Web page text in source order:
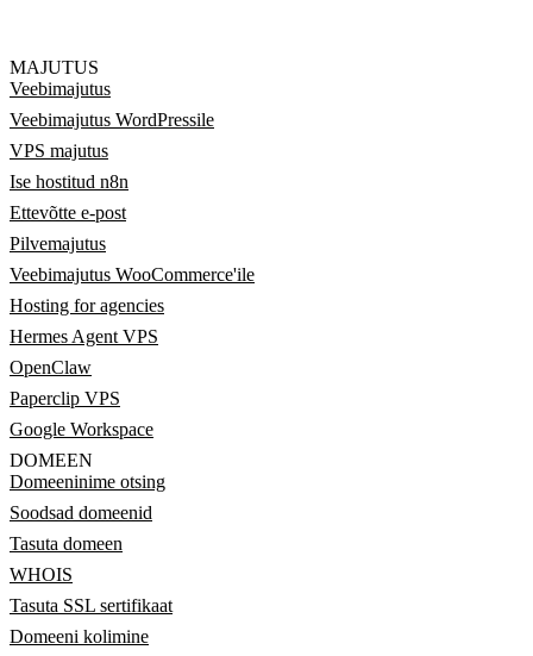
MAJUTUS
Veebimajutus
Veebimajutus WordPressile
VPS majutus
Ise hostitud n8n
Ettevõtte e-post
Pilvemajutus
Veebimajutus WooCommerce'ile
Hosting for agencies
Hermes Agent VPS
OpenClaw
Paperclip VPS
Google Workspace
DOMEEN
Domeeninime otsing
Soodsad domeenid
Tasuta domeen
WHOIS
Tasuta SSL sertifikaat
Domeeni kolimine